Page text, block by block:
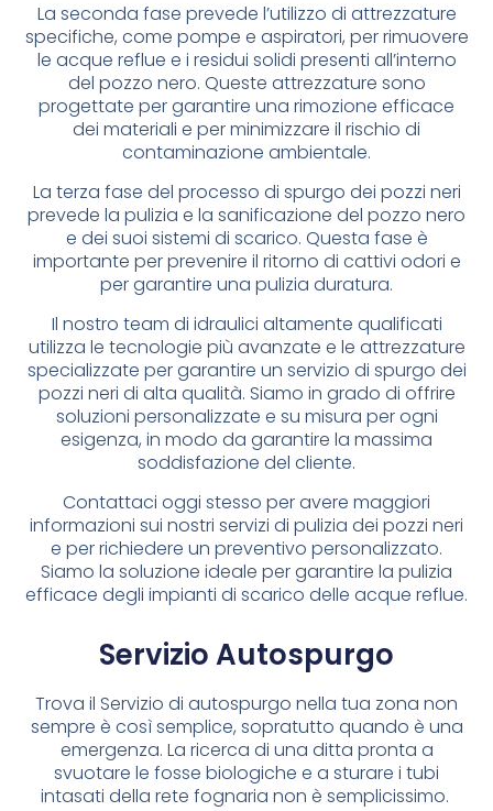
La seconda fase prevede l’utilizzo di attrezzature
specifiche, come pompe e aspiratori, per rimuovere
le acque reflue e i residui solidi presenti all’interno
del pozzo nero. Queste attrezzature sono
progettate per garantire una rimozione efficace
dei materiali e per minimizzare il rischio di
contaminazione ambientale.
La terza fase del processo di spurgo dei pozzi neri
prevede la pulizia e la sanificazione del pozzo nero
e dei suoi sistemi di scarico. Questa fase è
importante per prevenire il ritorno di cattivi odori e
per garantire una pulizia duratura.
Il nostro team di idraulici altamente qualificati
utilizza le tecnologie più avanzate e le attrezzature
specializzate per garantire un servizio di spurgo dei
pozzi neri di alta qualità. Siamo in grado di offrire
soluzioni personalizzate e su misura per ogni
esigenza, in modo da garantire la massima
soddisfazione del cliente.
Contattaci oggi stesso per avere maggiori
informazioni sui nostri servizi di pulizia dei pozzi neri
e per richiedere un preventivo personalizzato.
Siamo la soluzione ideale per garantire la pulizia
efficace degli impianti di scarico delle acque reflue.
Servizio Autospurgo
Trova il Servizio di autospurgo nella tua zona non
sempre è così semplice, sopratutto quando è una
emergenza. La ricerca di una ditta pronta a
svuotare le fosse biologiche e a sturare i tubi
intasati della rete fognaria non è semplicissimo.